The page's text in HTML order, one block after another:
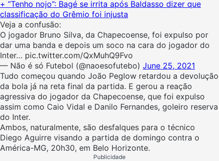
+ “Tenho nojo”: Bagé se irrita após Baldasso dizer que
classificação do Grêmio foi injusta
Veja a confusão:
O jogador Bruno Silva, da Chapecoense, foi expulso por
dar uma banda e depois um soco na cara do jogador do
Inter… pic.twitter.com/QxMuhQ9Fvo
— Não é só Futebol (@naoesofutebo) June 25, 2021
Tudo começou quando João Peglow retardou a devolução
da bola já na reta final da partida. E gerou a reação
agressiva do jogador da Chapecoense, que foi expulso
assim como Caio Vidal e Danilo Fernandes, goleiro reserva
do Inter.
Ambos, naturalmente, são desfalques para o técnico
Diego Aguirre visando a partida de domingo contra o
América-MG, 20h30, em Belo Horizonte.
Publicidade